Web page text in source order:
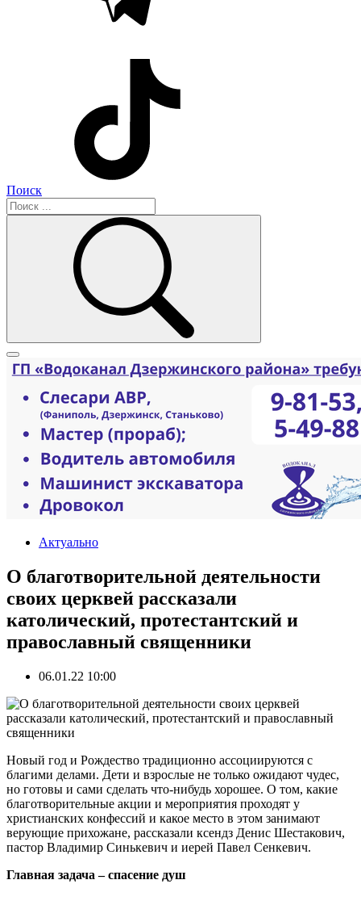
Поиск
Актуально
О благотворительной деятельности
своих церквей рассказали
католический, протестантский и
православный священники
06.01.22 10:00
Новый год и Рождество традиционно ассоциируются с
благими делами. Дети и взрослые не только ожидают чудес,
но готовы и сами сделать что-нибудь хорошее. О том, какие
благотворительные акции и мероприятия проходят у
христианских конфессий и какое место в этом занимают
верующие прихожане, рассказали ксендз Денис Шестакович,
пастор Владимир Синькевич и иерей Павел Сенкевич.
Главная задача – спасение душ